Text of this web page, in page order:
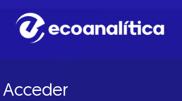
Acceder